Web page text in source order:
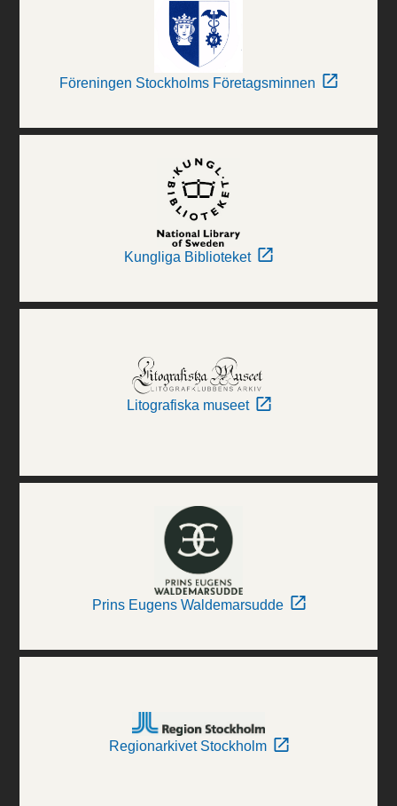
Föreningen Stockholms Företagsminnen
Kungliga Biblioteket
Litografiska museet
Prins Eugens Waldemarsudde
Regionarkivet Stockholm